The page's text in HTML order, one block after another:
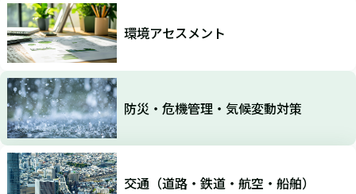
環境アセスメント
防災・危機管理・気候変動対策
交通（道路・鉄道・航空・船舶）